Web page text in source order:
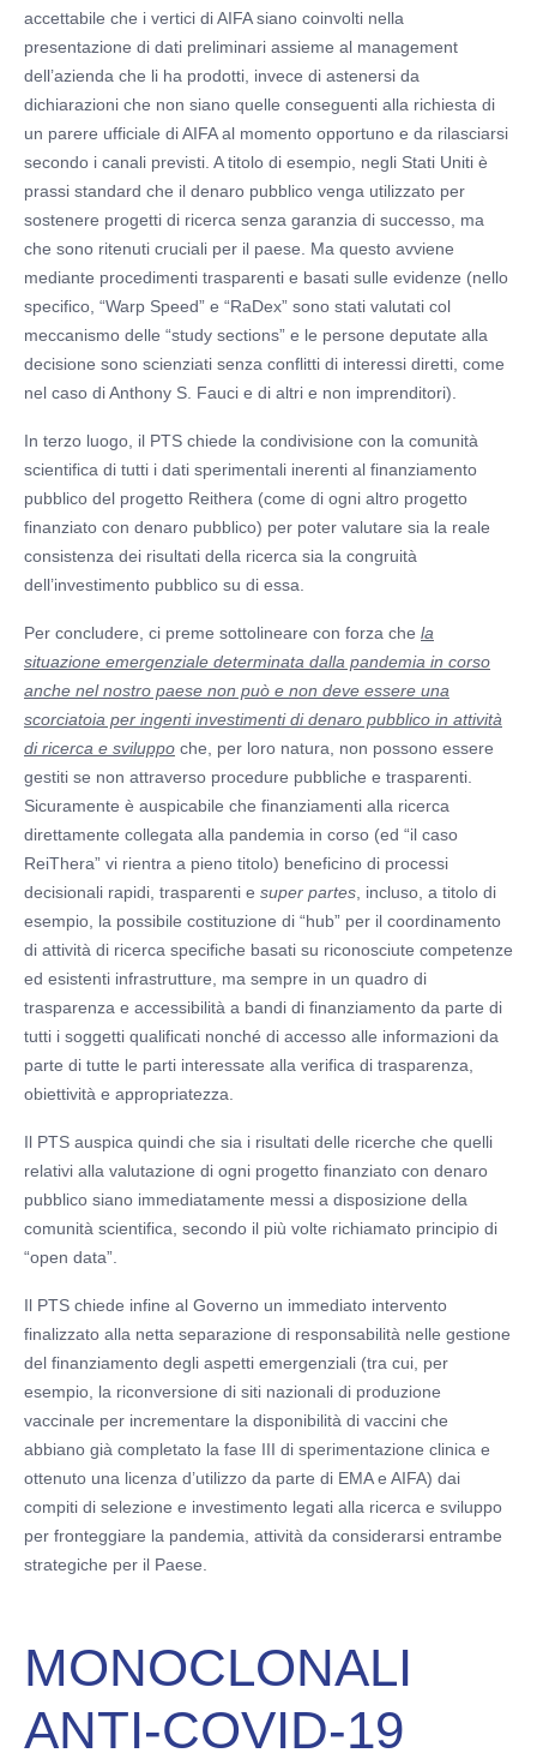
accettabile che i vertici di AIFA siano coinvolti nella
presentazione di dati preliminari assieme al management
dell’azienda che li ha prodotti, invece di astenersi da
dichiarazioni che non siano quelle conseguenti alla richiesta di
un parere ufficiale di AIFA al momento opportuno e da rilasciarsi
secondo i canali previsti. A titolo di esempio, negli Stati Uniti è
prassi standard che il denaro pubblico venga utilizzato per
sostenere progetti di ricerca senza garanzia di successo, ma
che sono ritenuti cruciali per il paese. Ma questo avviene
mediante procedimenti trasparenti e basati sulle evidenze (nello
specifico, “Warp Speed” e “RaDex” sono stati valutati col
meccanismo delle “study sections” e le persone deputate alla
decisione sono scienziati senza conflitti di interessi diretti, come
nel caso di Anthony S. Fauci e di altri e non imprenditori).
In terzo luogo, il PTS chiede la condivisione con la comunità
scientifica di tutti i dati sperimentali inerenti al finanziamento
pubblico del progetto Reithera (come di ogni altro progetto
finanziato con denaro pubblico) per poter valutare sia la reale
consistenza dei risultati della ricerca sia la congruità
dell’investimento pubblico su di essa.
Per concludere, ci preme sottolineare con forza che la
situazione emergenziale determinata dalla pandemia in corso
anche nel nostro paese non può e non deve essere una
scorciatoia per ingenti investimenti di denaro pubblico in attività
di ricerca e sviluppo che, per loro natura, non possono essere
gestiti se non attraverso procedure pubbliche e trasparenti.
Sicuramente è auspicabile che finanziamenti alla ricerca
direttamente collegata alla pandemia in corso (ed “il caso
ReiThera” vi rientra a pieno titolo) beneficino di processi
decisionali rapidi, trasparenti e super partes , incluso, a titolo di
esempio, la possibile costituzione di “hub” per il coordinamento
di attività di ricerca specifiche basati su riconosciute competenze
ed esistenti infrastrutture, ma sempre in un quadro di
trasparenza e accessibilità a bandi di finanziamento da parte di
tutti i soggetti qualificati nonché di accesso alle informazioni da
parte di tutte le parti interessate alla verifica di trasparenza,
obiettività e appropriatezza.
Il PTS auspica quindi che sia i risultati delle ricerche che quelli
relativi alla valutazione di ogni progetto finanziato con denaro
pubblico siano immediatamente messi a disposizione della
comunità scientifica, secondo il più volte richiamato principio di
“open data”.
Il PTS chiede infine al Governo un immediato intervento
finalizzato alla netta separazione di responsabilità nelle gestione
del finanziamento degli aspetti emergenziali (tra cui, per
esempio, la riconversione di siti nazionali di produzione
vaccinale per incrementare la disponibilità di vaccini che
abbiano già completato la fase III di sperimentazione clinica e
ottenuto una licenza d’utilizzo da parte di EMA e AIFA) dai
compiti di selezione e investimento legati alla ricerca e sviluppo
per fronteggiare la pandemia, attività da considerarsi entrambe
strategiche per il Paese.
MONOCLONALI
ANTI-COVID-19